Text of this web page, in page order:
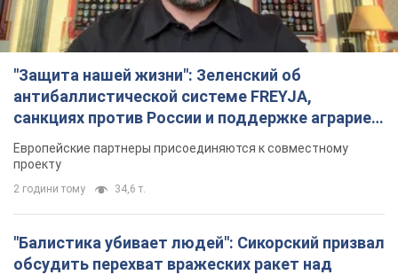
"Защита нашей жизни": Зеленский об
антибаллистической системе FREYJA,
санкциях против России и поддержке аграриев.
Видео
Европейские партнеры присоединяются к совместному
проекту
2 години тому 34,6 т.
"Балистика убивает людей": Сикорский призвал
обсудить перехват вражеских ракет над